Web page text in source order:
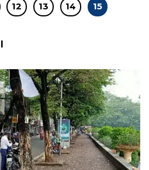
12 13 14 15